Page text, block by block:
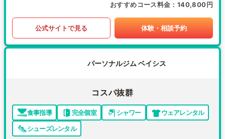
おすすめコース料金 140,800円
公式サイトで見る 体験・相談予約
パーソナルジム ベイシス
コスパ抜群
食事指導 完全個室 シャワー
ウェアレンタル
シューズレンタル